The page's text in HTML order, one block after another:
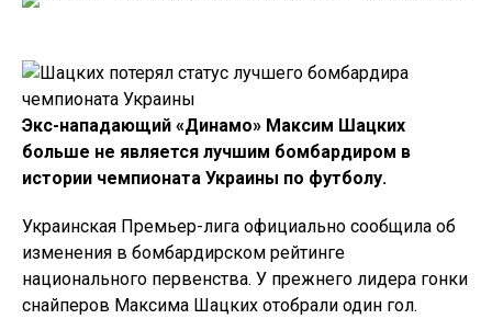
Экс-нападающий «Динамо» Максим Шацких
больше не является лучшим бомбардиром в
истории чемпионата Украины по футболу.
Украинская Премьер-лига официально сообщила об
изменения в бомбардирском рейтинге
национального первенства. У прежнего лидера гонки
снайперов Максима Шацких отобрали один гол.